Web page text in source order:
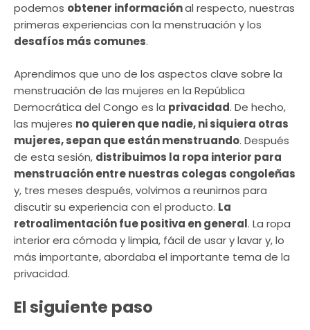
podemos obtener informaciónal respecto, nuestras
primeras experiencias con la menstruación y los
desafíos más comunes.
Aprendimos que uno de los aspectos clave sobre la
menstruación de las mujeres en la República
Democrática del Congo es la privacidad. De hecho,
las mujeres no quieren que nadie, ni siquiera otras
mujeres, sepan que están menstruando. Después
de esta sesión, distribuimos la ropa interior para
menstruación entre nuestras colegas congoleñas
y, tres meses después, volvimos a reunirnos para
discutir su experiencia con el producto. La
retroalimentación fue positiva en general. La ropa
interior era cómoda y limpia, fácil de usar y lavar y, lo
más importante, abordaba el importante tema de la
privacidad.
El siguiente paso